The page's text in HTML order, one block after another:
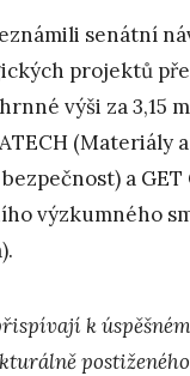
senátní
projektů
výši za 3,15
(Materiály
a GET
výzkumného
k